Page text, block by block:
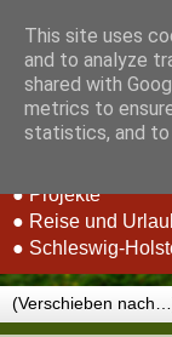
Stefan
● Projekte
● Reise und
● Schleswig-
This site uses
and to analyze
shared with
metrics to
statistics, and to